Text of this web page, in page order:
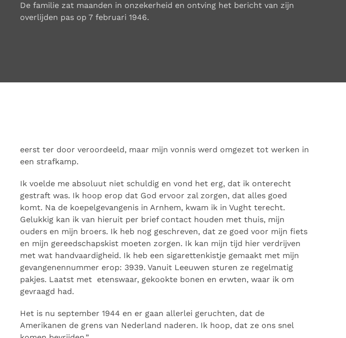
De familie zat maanden in onzekerheid en ontving het bericht van zijn
overlijden pas op 7 februari 1946.
eerst ter door veroordeeld, maar mijn vonnis werd omgezet tot werken in
een strafkamp.
Ik voelde me absoluut niet schuldig en vond het erg, dat ik onterecht
gestraft was. Ik hoop erop dat God ervoor zal zorgen, dat alles goed
komt. Na de koepelgevangenis in Arnhem, kwam ik in Vught terecht.
Gelukkig kan ik van hieruit per brief contact houden met thuis, mijn
ouders en mijn broers. Ik heb nog geschreven, dat ze goed voor mijn fiets
en mijn gereedschapskist moeten zorgen. Ik kan mijn tijd hier verdrijven
met wat handvaardigheid. Ik heb een sigarettenkistje gemaakt met mijn
gevangenennummer erop: 3939. Vanuit Leeuwen sturen ze regelmatig
pakjes. Laatst met etenswaar, gekookte bonen en erwten, waar ik om
gevraagd had.
Het is nu september 1944 en er gaan allerlei geruchten, dat de
Amerikanen de grens van Nederland naderen. Ik hoop, dat ze ons snel